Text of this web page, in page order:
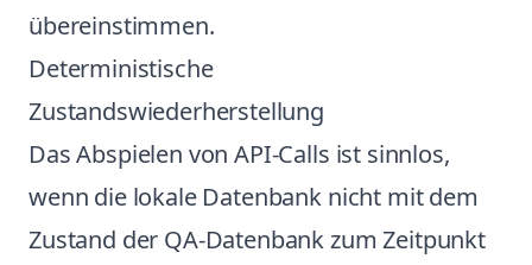
übereinstimmen.
Deterministische
Zustandswiederherstellung
Das Abspielen von API-Calls ist sinnlos,
wenn die lokale Datenbank nicht mit dem
Zustand der QA-Datenbank zum Zeitpunkt